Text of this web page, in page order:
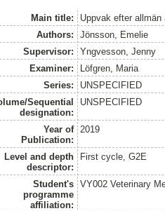
Main title:
Uppvak efter
Authors:
Jönsson, Emelie
Supervisor:
Yngvesson, Jenny
Examiner:
Löfgren, Maria
Series:
UNSPECIFIED
Sequential
designation:
UNSPECIFIED
Year of
Publication:
2019
Level and depth
descriptor:
First cycle, G2E
Student's
programme
affiliation:
VY002 Veterinary